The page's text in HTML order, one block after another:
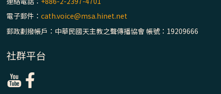
「禧年 來~」第十二集：論2025禧年詔書中
的「希望」 / 台南中華聖母主教座堂(上)
電子郵件：cath.voice@msa.hinet.net
郵政劃撥帳戶：中華民國天主教之聲傳播協會 帳號：19209666
社群平台